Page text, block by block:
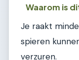
Waarom is
Je raakt
spieren
verzuren.